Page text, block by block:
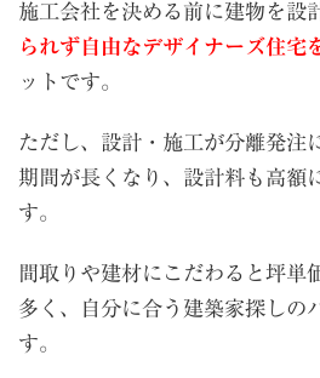
施工会社を決める前に建物を設
られず自由なデザイナーズ住宅
ットです。
ただし、設計・施工が分離発注
期間が長くなり、設計料も高額
す。
間取りや建材にこだわると坪単
多く、自分に合う建築家探しの
す。